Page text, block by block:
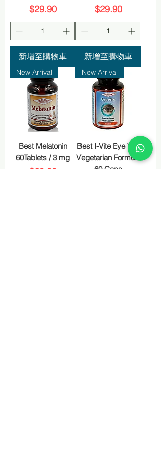
價格
$29.90
新增至購物車
價格
$29.90
新增至購物車
New Arrival
Best Melatonin
60Tablets / 3 mg
價格
$29.90
New Arrival
Best I-Vite Eye Vite
Vegetarian Formula
60 Caps